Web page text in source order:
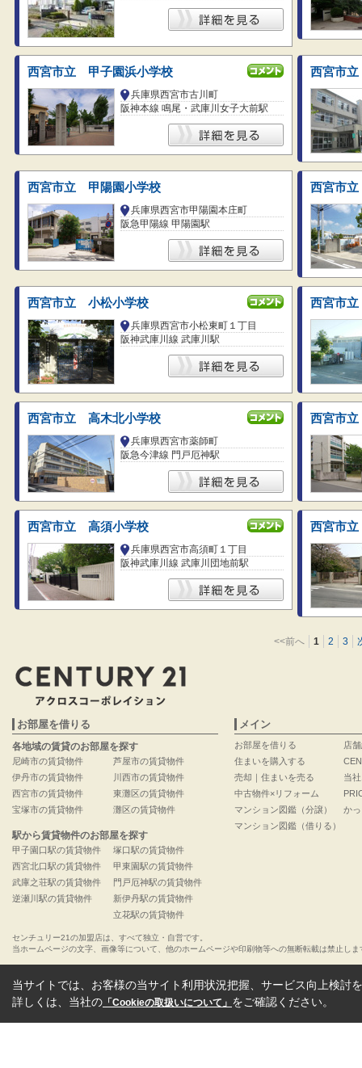
西宮市立 甲子園浜小学校
兵庫県西宮市古川町
阪神本線 鳴尾・武庫川女子大前駅
西宮市
西宮市立 甲陽園小学校
兵庫県西宮市甲陽園本庄町
阪急甲陽線 甲陽園駅
西宮市
西宮市立 小松小学校
兵庫県西宮市小松東町１丁目
阪神武庫川線 武庫川駅
西宮市
西宮市立 高木北小学校
兵庫県西宮市薬師町
阪急今津線 門戸厄神駅
西宮市
西宮市立 高須小学校
兵庫県西宮市高須町１丁目
阪神武庫川線 武庫川団地前駅
西宮市
<<前へ 1 2 3
お部屋を借りる
各地域の賃貸のお部屋を探す
尼崎市の賃貸物件
伊丹市の賃貸物件
西宮市の賃貸物件
宝塚市の賃貸物件
芦屋市の賃貸物件
川西市の賃貸物件
東灘区の賃貸物件
灘区の賃貸物件
駅から賃貸物件のお部屋を探す
甲子園口駅の賃貸物件
西宮北口駅の賃貸物件
武庫之荘駅の賃貸物件
逆瀬川駅の賃貸物件
塚口駅の賃貸物件
甲東園駅の賃貸物件
門戸厄神駅の賃貸物件
新伊丹駅の賃貸物件
立花駅の賃貸物件
メイン
お部屋を借りる
住まいを購入する
売却｜住まいを売る
中古物件×リフォーム
マンション図鑑（分譲）
マンション図鑑（借りる）
店
当
か
センチュリー21の加盟店は、すべて独立・自営です。
当ホームページの文字、画像等について、他のホームページや印刷物等への無断転載は禁止しま
当サイトでは、お客様の当サイト利用状況把握、サービス向上検討
詳しくは、当社の 「Cookieの取扱いについて」 をご確認ください。